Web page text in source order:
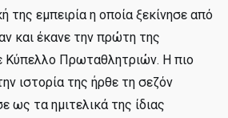
της εμπειρία η οποία ξεκίνησε από
και έκανε την πρώτη της
Κύπελλο Πρωταθλητριών. Η πιο
ιστορία της ήρθε τη σεζόν
ως τα ημιτελικά της ίδιας